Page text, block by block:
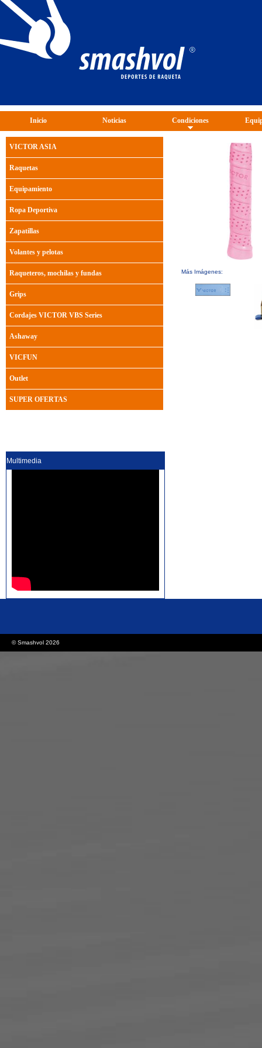
Inicio Noticias Condiciones
Más Imágenes:
VICTOR ASIA
Raquetas
Equipamiento
Ropa Deportiva
Zapatillas
Volantes y pelotas
Raqueteros, mochilas y fundas
Grips
Cordajes VICTOR VBS Series
Ashaway
VICFUN
Outlet
SUPER OFERTAS
Multimedia
© Smashvol 2026